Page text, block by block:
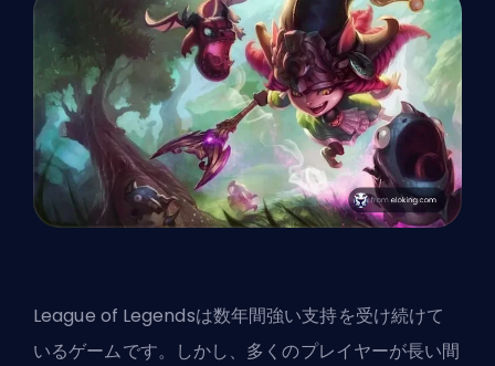
League of Legendsは数年間強い支持を受け続けて
いるゲームです。しかし、多くのプレイヤーが長い間